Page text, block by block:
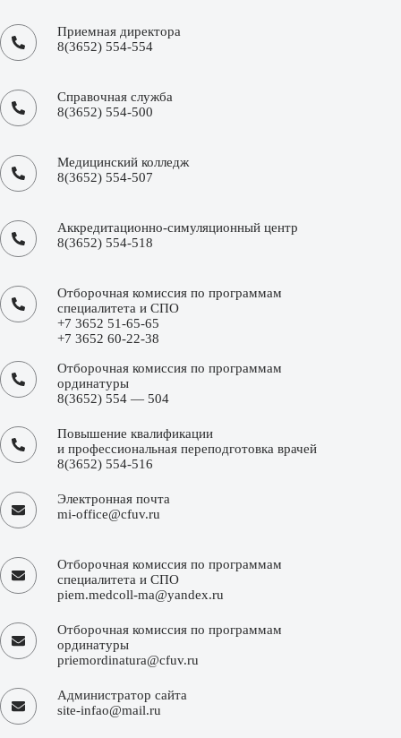
Приемная директора
8(3652) 554-554
Справочная служба
8(3652) 554-500
Медицинский колледж
8(3652) 554-507
Аккредитационно-симуляционный центр
8(3652) 554-518
Отборочная комиссия по программам
специалитета и СПО
+7 3652 51-65-65
+7 3652 60-22-38
Отборочная комиссия по программам
ординатуры
8(3652) 554 — 504
Повышение квалификации
и профессиональная переподготовка врачей
8(3652) 554-516
Электронная почта
mi-office@cfuv.ru
Отборочная комиссия по программам
специалитета и СПО
piem.medcoll-ma@yandex.ru
Отборочная комиссия по программам
ординатуры
priemordinatura@cfuv.ru
Администратор сайта
site-infao@mail.ru